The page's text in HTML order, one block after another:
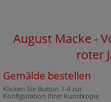
August Macke -
roter
Gemälde bestellen
Klicken Sie Button 1-4 zur
Konfiguration Ihrer Kunstkopie